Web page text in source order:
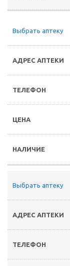
Выбрать аптеку
Выбрать аптеку